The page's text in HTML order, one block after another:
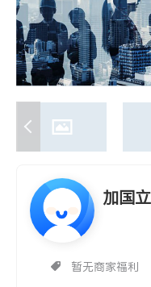
加国
暂无商家福利